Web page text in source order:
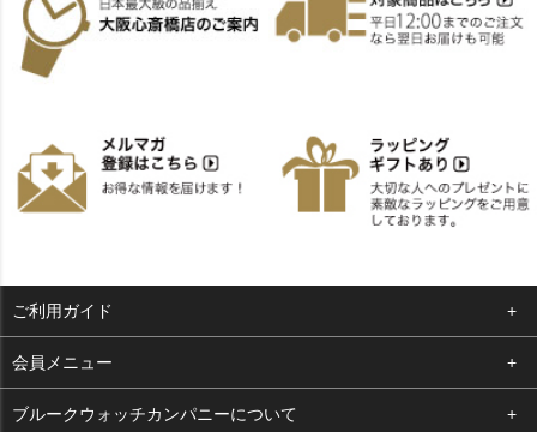
ご利用ガイド
よくある質問
支払い・送料
会員メニュー
ログイン
ブルークウォッチカンパニーについて